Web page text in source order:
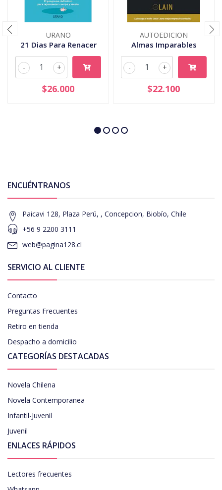
URANO
21 Dias Para Renacer
+
-
$26.000
AUTOEDICION
Almas Imparables
+
-
$22.100
ENCUÉNTRANOS
Paicavi 128, Plaza Perú, , Concepcion, Biobío, Chile
+56 9 2200 3111
web@pagina128.cl
SERVICIO AL CLIENTE
Contacto
Preguntas Frecuentes
Retiro en tienda
Despacho a domicilio
CATEGORÍAS DESTACADAS
Novela Chilena
Novela Contemporanea
Infantil-Juvenil
Juvenil
ENLACES RÁPIDOS
Lectores frecuentes